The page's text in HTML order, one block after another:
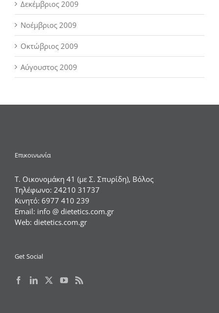
Δεκέμβριος 2009
Νοέμβριος 2009
Οκτώβριος 2009
Αύγουστος 2009
Επικοινωνία
Τ. Οικονομάκη 41 (με Σ. Σπυρίδη), Βόλος
Τηλέφωνο: 24210 31737
Κινητό: 6977 410 239
Email: info @ dietetics.com.gr
Web: dietetics.com.gr
Get Social